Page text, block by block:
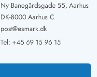
Ny Banegårdsgade 55, Aarhus
DK-8000 Aarhus C
post@esmark.dk
Tel: +45 69 15 96 15